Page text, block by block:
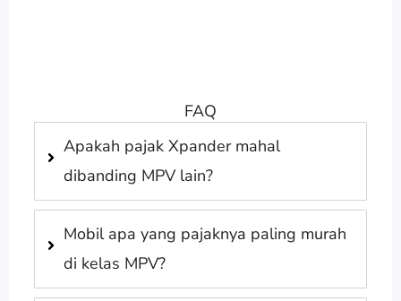
FAQ
Apakah pajak Xpander mahal
dibanding MPV lain?
Mobil apa yang pajaknya paling murah
di kelas MPV?